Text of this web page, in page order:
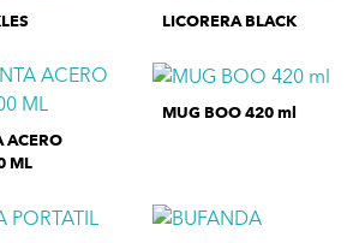
LICORERA BLACK
ACERO
ML
MUG BOO 420 ml